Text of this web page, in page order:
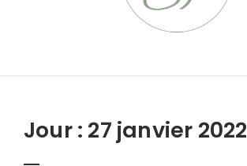
Jour : 27 janvier 2022